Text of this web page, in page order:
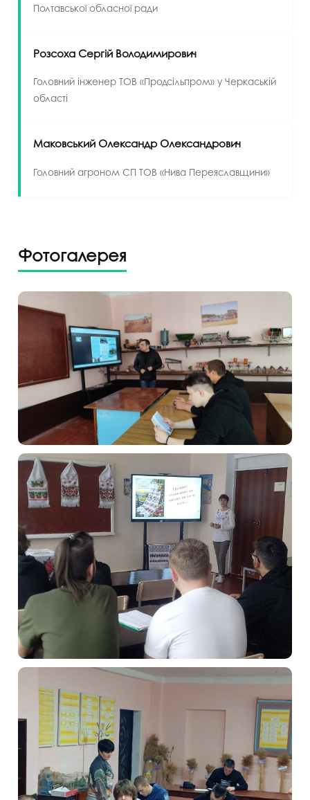
Полтавської обласної ради
Розсоха Сергій Володимирович
Головний інженер ТОВ «Продсільпром» у Черкаській
області
Маковський Олександр Олександрович
Головний агроном СП ТОВ «Нива Переяславщини»
Фотогалерея